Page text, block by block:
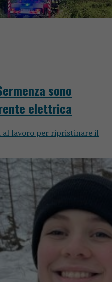
sono
elettrica
al lavoro per ripristinare il